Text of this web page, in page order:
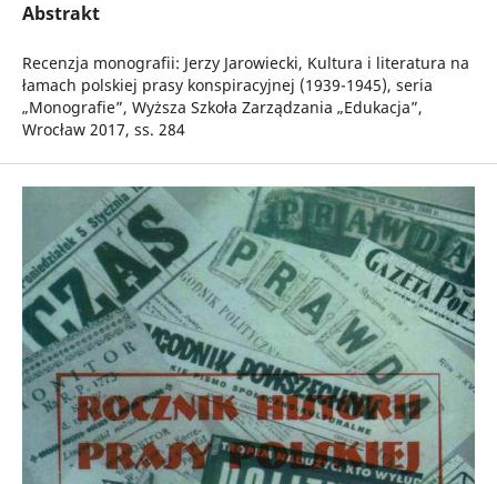
Abstrakt
Recenzja monografii: Jerzy Jarowiecki, Kultura i literatura na
łamach polskiej prasy konspiracyjnej (1939-1945), seria
„Monografie”, Wyższa Szkoła Zarządzania „Edukacja”,
Wrocław 2017, ss. 284